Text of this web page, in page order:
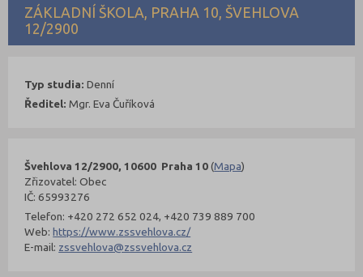
ZÁKLADNÍ ŠKOLA, PRAHA 10, ŠVEHLOVA
12/2900
Švehlova 12/2900, 10600 Praha 10(Mapa)
Zřizovatel: Obec
IČ: 65993276
Telefon: +420 272 652 024, +420 739 889 700
Web:https://www.zssvehlova.cz/
E-mail: zssvehlova@zssvehlova.cz
Typ studia: Denní
Ředitel: Mgr. Eva Čuříková